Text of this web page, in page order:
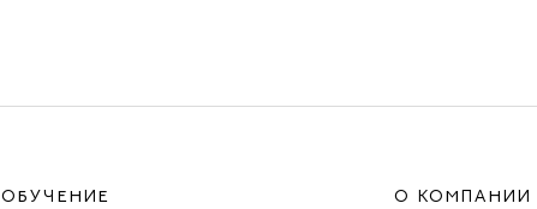
ОБУЧЕНИЕ О КОМПАНИИ